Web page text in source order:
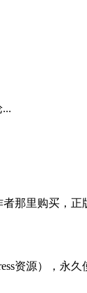
者那里购买，
资源），永